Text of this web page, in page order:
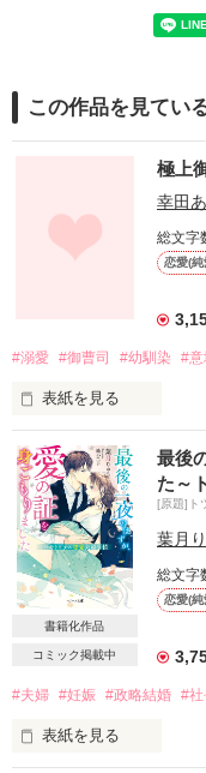
この作品を見てい
極上
幸田
総文字
恋愛(純
#溺愛 #御曹司 #幼馴染 #
表紙を見る
似鳥 桃  ２４歳
父親が経営する会社
『ニタドリ』に入社し
総務部庶務課庶務係所
二卵性双生児として生
双子の妹、花蓮に、物
ずっとコンプレックス
自分はモテないと思っ
書籍化作品
コミック掲載中
最後
た～
[原題]ト
葉月
総文字
恋愛(純
#夫婦 #妊娠 #政略結婚 #社
表紙を見る